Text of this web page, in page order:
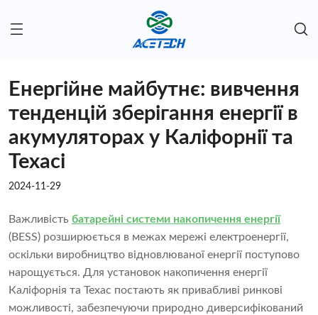
Енергійне майбутнє: вивчення
тенденцій зберігання енергії в
акумуляторах у Каліфорнії та
Техасі
2024-11-29
Важливість батарейні системи накопичення енергії
(BESS) розширюється в межах мережі електроенергії,
оскільки виробництво відновлюваної енергії поступово
нарощується. Для установок накопичення енергії
Каліфорнія та Техас постають як привабливі ринкові
можливості, забезпечуючи природно диверсифікований